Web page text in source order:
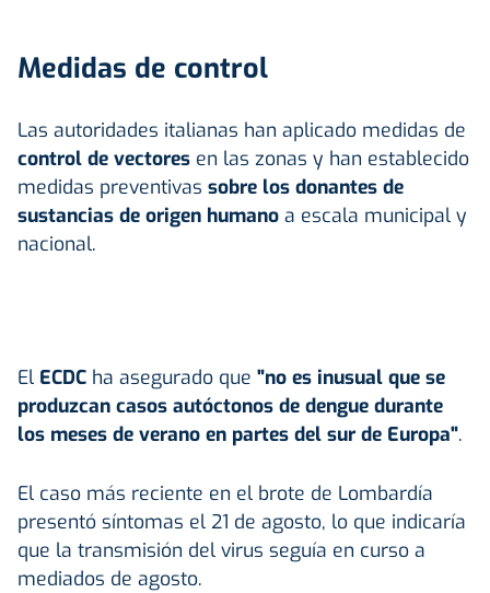
Medidas de control
Las autoridades italianas han aplicado medidas de
control de vectores en las zonas y han establecido
medidas preventivas sobre los donantes de
sustancias de origen humano a escala municipal y
nacional.
El ECDC ha asegurado que "no es inusual que se
produzcan casos autóctonos de dengue durante
los meses de verano en partes del sur de Europa".
El caso más reciente en el brote de Lombardía
presentó síntomas el 21 de agosto, lo que indicaría
que la transmisión del virus seguía en curso a
mediados de agosto.